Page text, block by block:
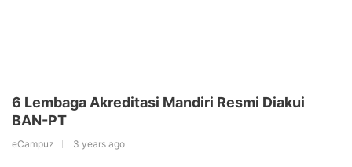
6 Lembaga Akreditasi Mandiri Resmi Diakui
BAN-PT
eCampuz 3 years ago